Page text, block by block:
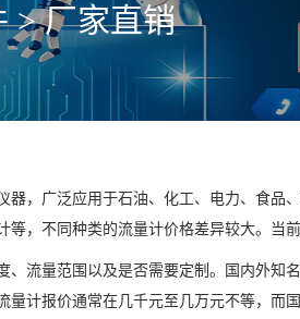
> 厂家直销
，广泛应用于石油、化工、电力、食品
，不同种类的流量计价格差异较大。当
流量范围以及是否需要定制。国内外知
计报价通常在几千元至几万元不等，而